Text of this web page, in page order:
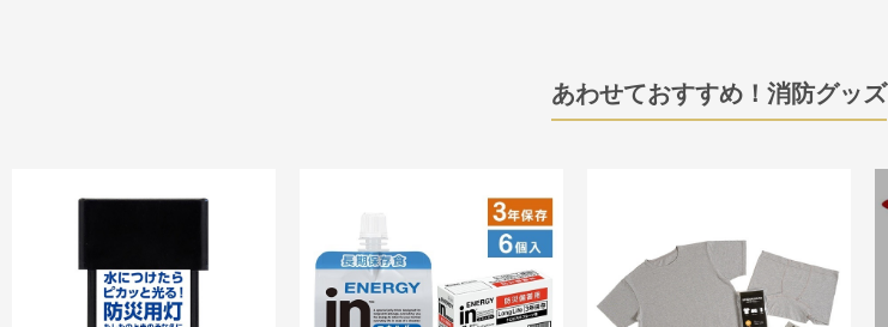
あわせておすすめ！消防グッズ